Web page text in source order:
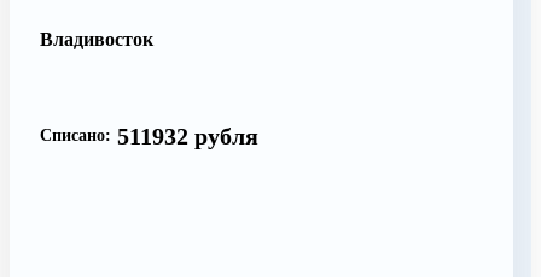
Владивосток
Списано: 511932 рубля